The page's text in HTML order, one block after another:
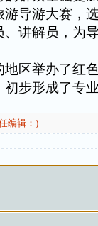
导游大赛，
讲解员，为
区举办了红
步形成了专业
编辑：)